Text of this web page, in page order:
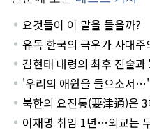
요것들이 이 말을 들을까?
유독 한국의 극우가 사대
김현태 대령의 최후 진술
'우리의 애원을 들으소서…'
북한의 요진통(要津通)은
이재명 취임 1년…외교는